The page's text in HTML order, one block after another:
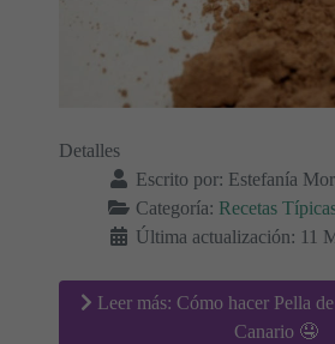
Detalles
Escrito por: Estefanía
Categoría: Recetas
Última actualización: 11
Leer más: Cómo hacer Pella
Canario 🤤